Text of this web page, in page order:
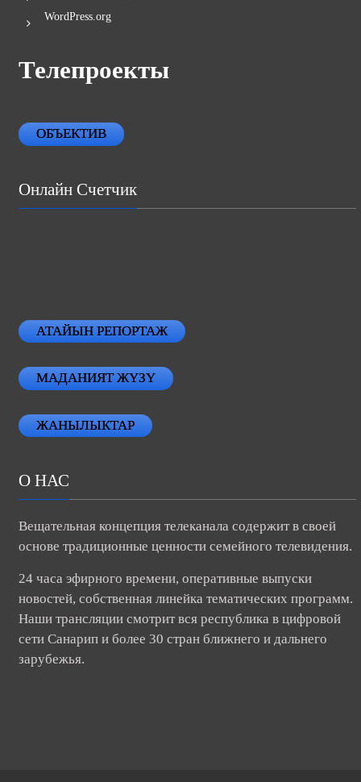
WordPress.org
Телепроекты
ОБЪЕКТИВ
Онлайн Счетчик
АТАЙЫН РЕПОРТАЖ
МАДАНИЯТ ЖҮЗҮ
ЖАНЫЛЫКТАР
О НАС
Вещательная концепция телеканала содержит в своей
основе традиционные ценности семейного телевидения.
24 часа эфирного времени, оперативные выпуски
новостей, собственная линейка тематических программ.
Наши трансляции смотрит вся республика в цифровой
сети Санарип и более 30 стран ближнего и дальнего
зарубежья.